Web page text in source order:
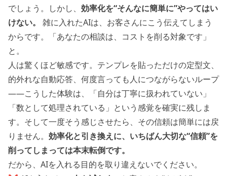
でしょう。しかし、 効率化を“そんなに簡単に”やってはい
けない。
雑に入れたAIは、お客さんにこう伝えてしまう
からです。「あなたの相談は、コストを削る対象です」
と。
人は驚くほど敏感です。テンプレを貼っただけの定型文、
的外れな自動応答、何度言っても人につながらないループ
——こうした体験は、「自分は丁寧に扱われていない」
「数として処理されている」という感覚を確実に残しま
す。そして一度そう感じさせたら、その信頼は簡単には戻
りません。 効率化と引き換えに、いちばん大切な“信頼”を
削ってしまっては本末転倒です。
だから、AIを入れる目的を取り違えないでください。